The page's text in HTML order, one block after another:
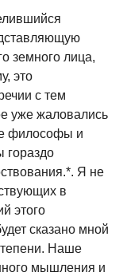
земного лица,
это
с тем
уже жаловались
философы и
гораздо
Я не
в
этого
сказано мной
Наше
мышления и